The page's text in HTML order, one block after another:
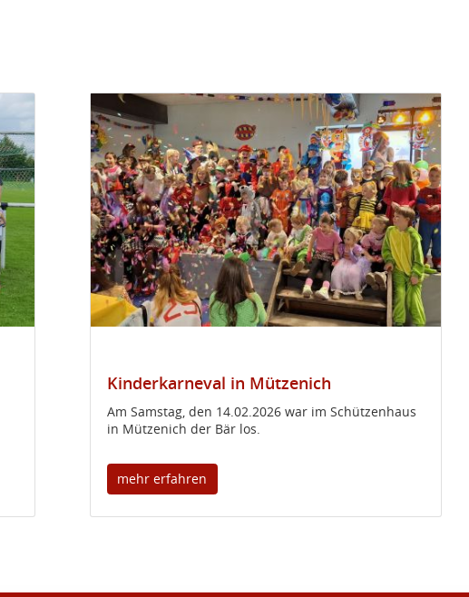
Kinderkarneval in Mützenich
Am Samstag, den 14.02.2026 war im Schützenhaus
in Mützenich der Bär los.
mehr erfahren